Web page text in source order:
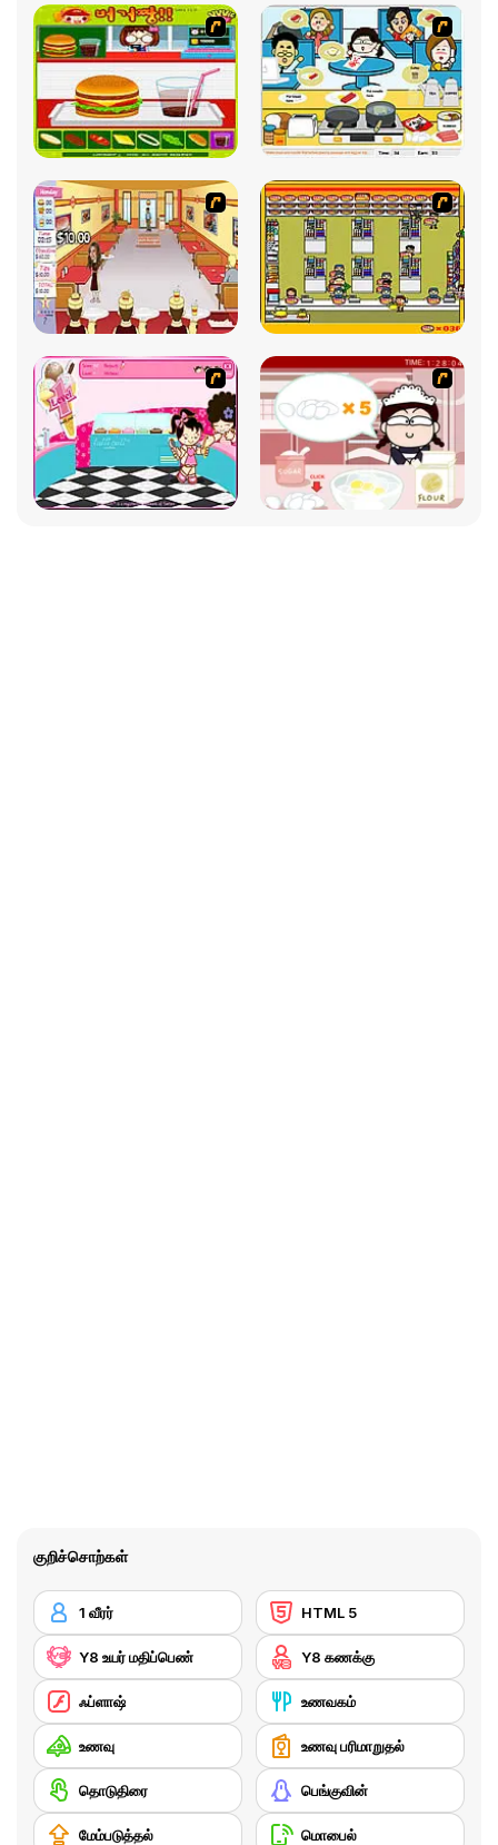
குறிச்சொற்கள்
1 வீரர் HTML 5
Y8 உயர் மதிப்பெண் Y8 கணக்கு
ஃப்ளாஷ் உணவகம்
உணவு உணவு பரிமாறுதல்
தொடுதிரை பெங்குவின்
மேம்படுத்தல் மொபைல்